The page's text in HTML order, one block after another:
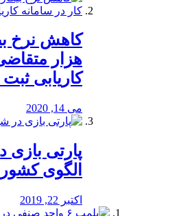
هزار
کاریابی ثبت
می 14, 2020
پارتی
الگوی
اکتبر 22, 2019